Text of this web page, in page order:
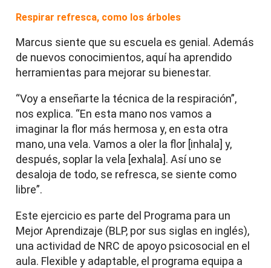
Respirar refresca, como los árboles
Marcus siente que su escuela es genial. Además
de nuevos conocimientos, aquí ha aprendido
herramientas para mejorar su bienestar.
“Voy a enseñarte la técnica de la respiración”,
nos explica. “En esta mano nos vamos a
imaginar la flor más hermosa y, en esta otra
mano, una vela. Vamos a oler la flor [inhala] y,
después, soplar la vela [exhala]. Así uno se
desaloja de todo, se refresca, se siente como
libre”.
Este ejercicio es parte del Programa para un
Mejor Aprendizaje (BLP, por sus siglas en inglés),
una actividad de NRC de apoyo psicosocial en el
aula. Flexible y adaptable, el programa equipa a